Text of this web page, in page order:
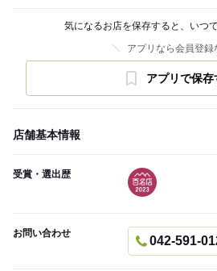
気になるお店を保存すると、いつ
アプリなら会員登録
アプリで保存
店舗基本情報
受賞・選出歴
お問い合わせ
042-591-